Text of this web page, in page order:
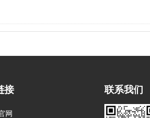
接
网
联系我们